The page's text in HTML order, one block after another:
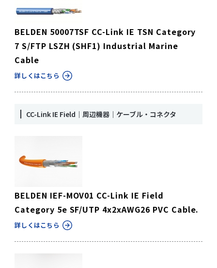
BELDEN 50007TSF CC-Link IE TSN Category
7 S/FTP LSZH (SHF1) Industrial Marine
Cable
詳しくはこちら
CC-Link IE Field｜周辺機器｜ケーブル・コネクタ
BELDEN IEF-MOV01 CC-Link IE Field
Category 5e SF/UTP 4x2xAWG26 PVC Cable.
詳しくはこちら